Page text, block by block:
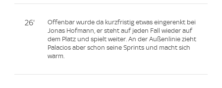
26'
Offenbar wurde da kurzfristig etwas eingerenkt bei
Jonas Hofmann, er steht auf jeden Fall wieder auf
dem Platz und spielt weiter. An der Außenlinie zieht
Palacios aber schon seine Sprints und macht sich
warm.